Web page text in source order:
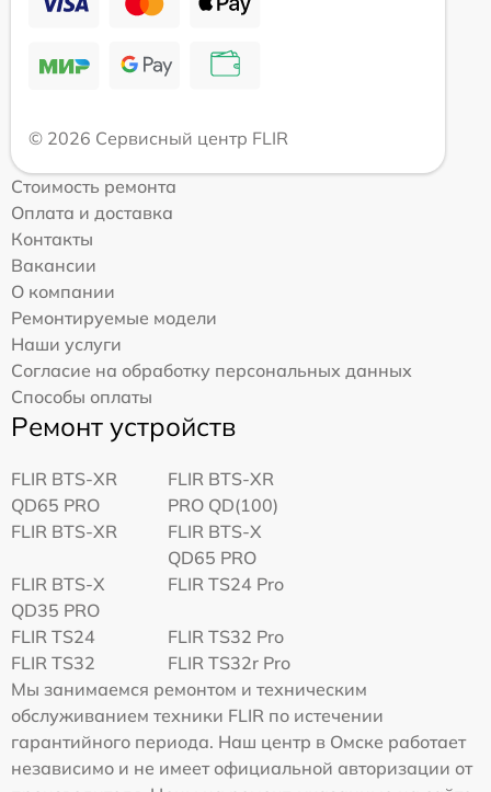
© 2026 Сервисный центр FLIR
Стоимость ремонта
Оплата и доставка
Контакты
Вакансии
О компании
Ремонтируемые модели
Наши услуги
Согласие на обработку персональных данных
Способы оплаты
Ремонт устройств
FLIR BTS-XR
QD65 PRO
FLIR BTS-XR
PRO QD(100)
FLIR BTS-XR
FLIR BTS-X
QD65 PRO
FLIR BTS-X
QD35 PRO
FLIR TS24 Pro
FLIR TS24
FLIR TS32 Pro
FLIR TS32
FLIR TS32r Pro
Мы занимаемся ремонтом и техническим
обслуживанием техники FLIR по истечении
гарантийного периода. Наш центр в Омске работает
независимо и не имеет официальной авторизации от